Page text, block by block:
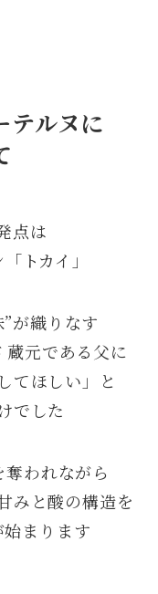
テルヌに
点は
トカイ」
が織りなす
元である父に
てほしい」と
でした
われながら
みと酸の構造を
まります